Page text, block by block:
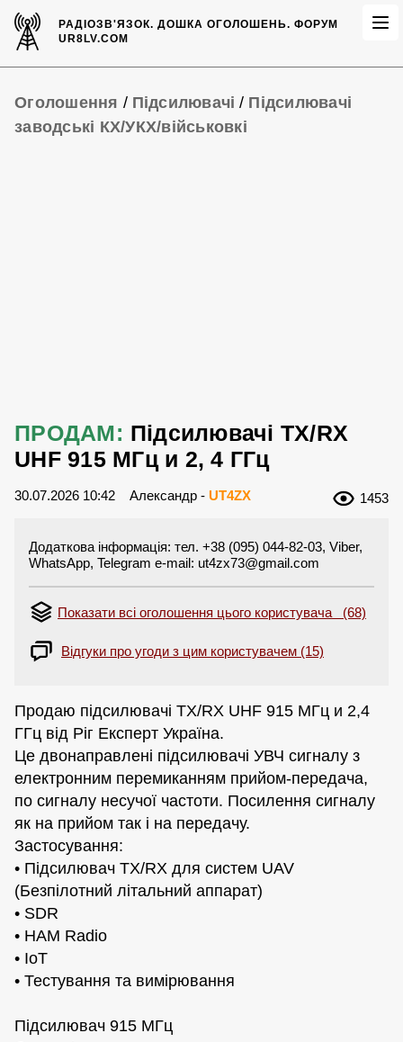
РАДІОЗВ'ЯЗОК.ДОШКА ОГОЛОШЕНЬ. ФОРУМ
UR8LV.COM
Оголошення / Підсилювачі / Підсилювачі
заводські КХ/УКХ/військовкі
ПРОДАМ: Пiдсилювачi TX/RX
UHF 915 МГц и 2, 4 ГГц
30.07.2026 10:42 Александр - UT4ZX 1453
Додаткова інформація: тел. +38 (095) 044-82-03, Viber,
WhatsApp, Telegram e-mail: ut4zx73@gmail.com
Показати всі оголошення цього користувача (68)
Відгуки про угоди з цим користувачем (15)
Продаю пiдсилювачi TX/RX UHF 915 МГц и 2,4
ГГц вiд Ріг Експерт Україна.
Це двонаправлені підсилювачі УВЧ сигналу з
електронним перемиканням прийом-передача,
по сигналу несучої частоти. Посилення сигналу
як на прийом так і на передачу.
Застосування:
• Підсилювач TX/RX для систем UAV
(Безпілотний літальний аппарат)
• SDR
• HAM Radio
• IoT
• Тестування та вимірювання
Підсилювач 915 МГц